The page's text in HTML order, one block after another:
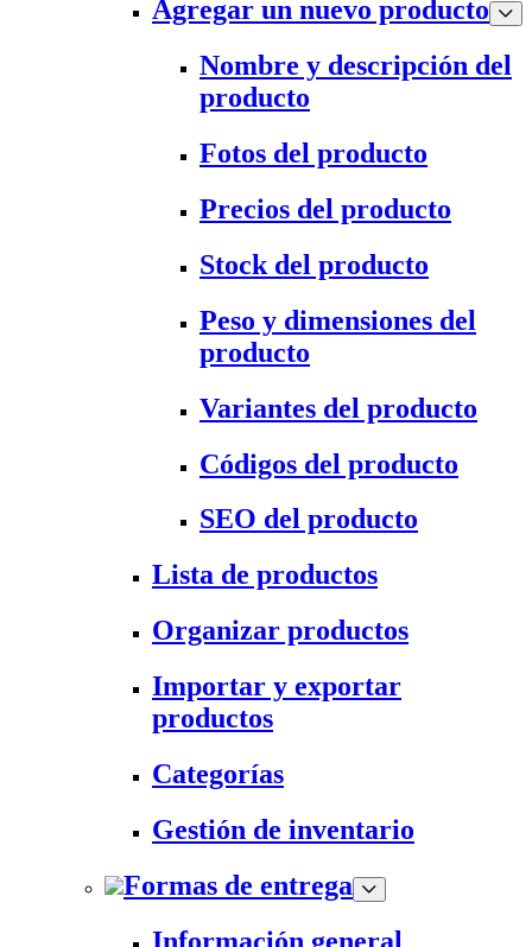
Agregar un nuevo producto
Nombre y descripción del
producto
Fotos del producto
Precios del producto
Stock del producto
Peso y dimensiones del
producto
Variantes del producto
Códigos del producto
SEO del producto
Lista de productos
Organizar productos
Importar y exportar
productos
Categorías
Gestión de inventario
Formas de entrega
Información general